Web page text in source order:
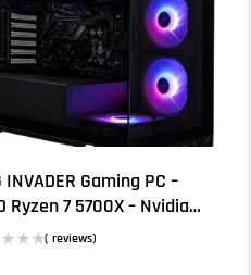
INVADER Gaming PC –
Ryzen 7 5700X – Nvidia
RTX 5060-
( reviews)